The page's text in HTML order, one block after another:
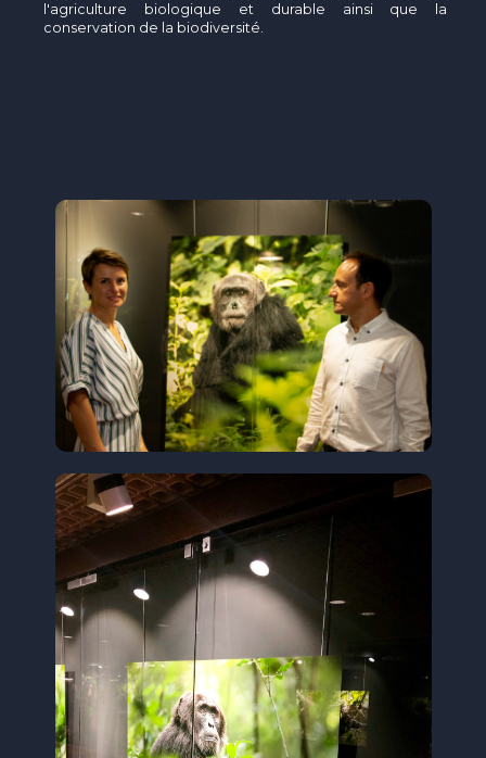
l'agriculture biologique et durable ainsi que la
conservation de la biodiversité.